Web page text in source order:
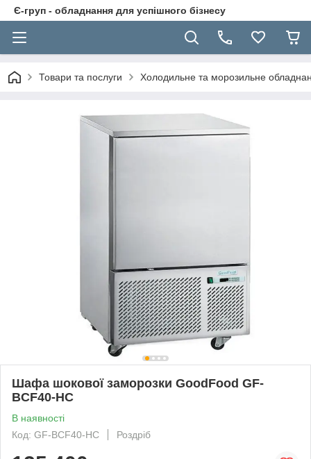
Є-груп - обладнання для успішного бізнесу
Товари та послуги Холодильне та морозильне
Шафа шокової заморозки GoodFood GF-
BCF40-HC
В наявності
Код: GF-BCF40-HC
Роздріб